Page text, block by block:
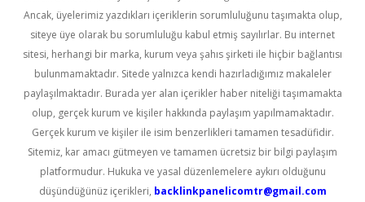
Ancak, üyelerimiz yazdıkları içeriklerin sorumluluğunu taşımakta olup,
siteye üye olarak bu sorumluluğu kabul etmiş sayılırlar. Bu internet
sitesi, herhangi bir marka, kurum veya şahıs şirketi ile hiçbir bağlantısı
bulunmamaktadır. Sitede yalnızca kendi hazırladığımız makaleler
paylaşılmaktadır. Burada yer alan içerikler haber niteliği taşımamakta
olup, gerçek kurum ve kişiler hakkında paylaşım yapılmamaktadır.
Gerçek kurum ve kişiler ile isim benzerlikleri tamamen tesadüfidir.
Sitemiz, kar amacı gütmeyen ve tamamen ücretsiz bir bilgi paylaşım
platformudur. Hukuka ve yasal düzenlemelere aykırı olduğunu
düşündüğünüz içerikleri, backlinkpanelicomtr@gmail.com